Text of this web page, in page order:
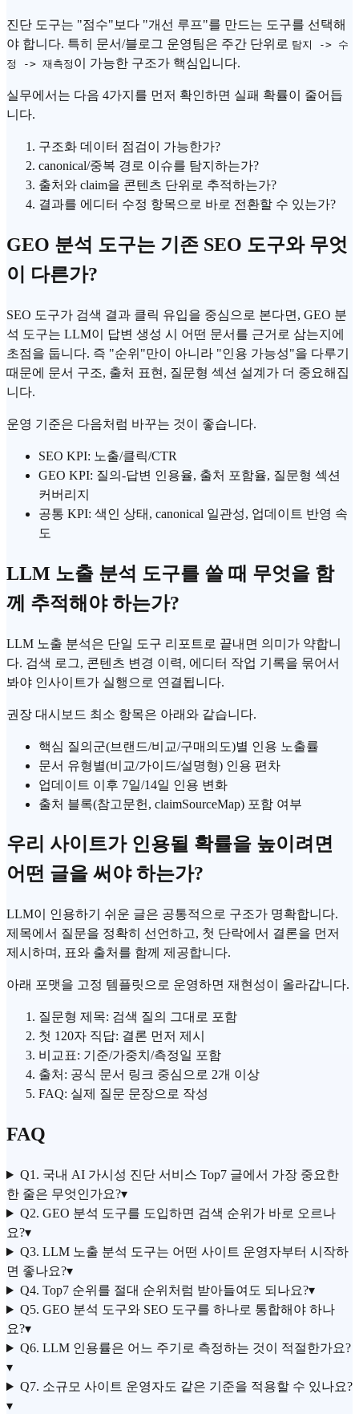
진단 도구는 "점수"보다 "개선 루프"를 만드는 도구를 선택해
야 합니다. 특히 문서/블로그 운영팀은 주간 단위로 탐지 -> 수
정 -> 재측정 이 가능한 구조가 핵심입니다.
실무에서는 다음 4가지를 먼저 확인하면 실패 확률이 줄어듭
니다.
구조화 데이터 점검이 가능한가?
canonical/중복 경로 이슈를 탐지하는가?
출처와 claim을 콘텐츠 단위로 추적하는가?
결과를 에디터 수정 항목으로 바로 전환할 수 있는가?
GEO 분석 도구는 기존 SEO 도구와 무엇
이 다른가?
SEO 도구가 검색 결과 클릭 유입을 중심으로 본다면, GEO 분
석 도구는 LLM이 답변 생성 시 어떤 문서를 근거로 삼는지에
초점을 둡니다. 즉 "순위"만이 아니라 "인용 가능성"을 다루기
때문에 문서 구조, 출처 표현, 질문형 섹션 설계가 더 중요해집
니다.
운영 기준은 다음처럼 바꾸는 것이 좋습니다.
SEO KPI: 노출/클릭/CTR
GEO KPI: 질의-답변 인용율, 출처 포함율, 질문형 섹션
커버리지
공통 KPI: 색인 상태, canonical 일관성, 업데이트 반영 속
도
LLM 노출 분석 도구를 쓸 때 무엇을 함
께 추적해야 하는가?
LLM 노출 분석은 단일 도구 리포트로 끝내면 의미가 약합니
다. 검색 로그, 콘텐츠 변경 이력, 에디터 작업 기록을 묶어서
봐야 인사이트가 실행으로 연결됩니다.
권장 대시보드 최소 항목은 아래와 같습니다.
핵심 질의군(브랜드/비교/구매의도)별 인용 노출률
문서 유형별(비교/가이드/설명형) 인용 편차
업데이트 이후 7일/14일 인용 변화
출처 블록(참고문헌, claimSourceMap) 포함 여부
우리 사이트가 인용될 확률을 높이려면
어떤 글을 써야 하는가?
LLM이 인용하기 쉬운 글은 공통적으로 구조가 명확합니다.
제목에서 질문을 정확히 선언하고, 첫 단락에서 결론을 먼저
제시하며, 표와 출처를 함께 제공합니다.
아래 포맷을 고정 템플릿으로 운영하면 재현성이 올라갑니다.
질문형 제목: 검색 질의 그대로 포함
첫 120자 직답: 결론 먼저 제시
비교표: 기준/가중치/측정일 포함
출처: 공식 문서 링크 중심으로 2개 이상
FAQ: 실제 질문 문장으로 작성
FAQ
Q1. 국내 AI 가시성 진단 서비스 Top7 글에서 가장 중요한
한 줄은 무엇인가요?▾
Q2. GEO 분석 도구를 도입하면 검색 순위가 바로 오르나
요?▾
Q3. LLM 노출 분석 도구는 어떤 사이트 운영자부터 시작하
면 좋나요?▾
Q4. Top7 순위를 절대 순위처럼 받아들여도 되나요?▾
Q5. GEO 분석 도구와 SEO 도구를 하나로 통합해야 하나
요?▾
Q6. LLM 인용률은 어느 주기로 측정하는 것이 적절한가요?
▾
Q7. 소규모 사이트 운영자도 같은 기준을 적용할 수 있나요?
▾